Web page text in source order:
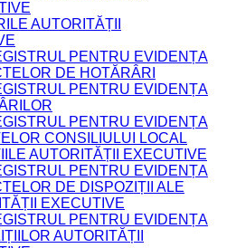
AUTORITĂȚII
PENTRU EVIDENȚA
DE HOTĂRÂRI
PENTRU EVIDENȚA
PENTRU EVIDENȚA
CONSILIULUI LOCAL
AUTORITĂȚII EXECUTIVE
PENTRU EVIDENȚA
DE DISPOZIȚII ALE
EXECUTIVE
PENTRU EVIDENȚA
AUTORITĂȚII